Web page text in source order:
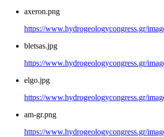
axeron.png
https://www.hydrogeologycongress.gr/
bletsas.jpg
https://www.hydrogeologycongress.gr/
elgo.jpg
https://www.hydrogeologycongress.gr/
am-gr.png
https://www.hydrogeologycongress.gr/